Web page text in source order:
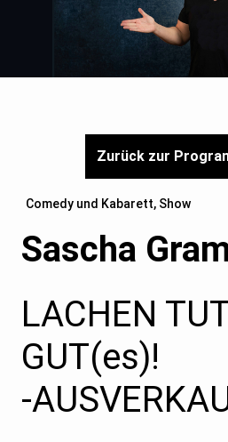
Zurück zur
Comedy und Kabarett, Show
Sascha
LACHEN
GUT(es)!
-